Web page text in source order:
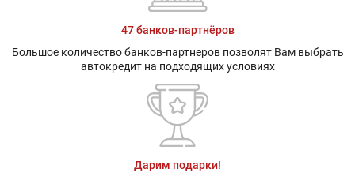
47 банков-партнёров
Большое количество банков-партнеров позволят Вам выбрать
автокредит на подходящих условиях
Дарим подарки!